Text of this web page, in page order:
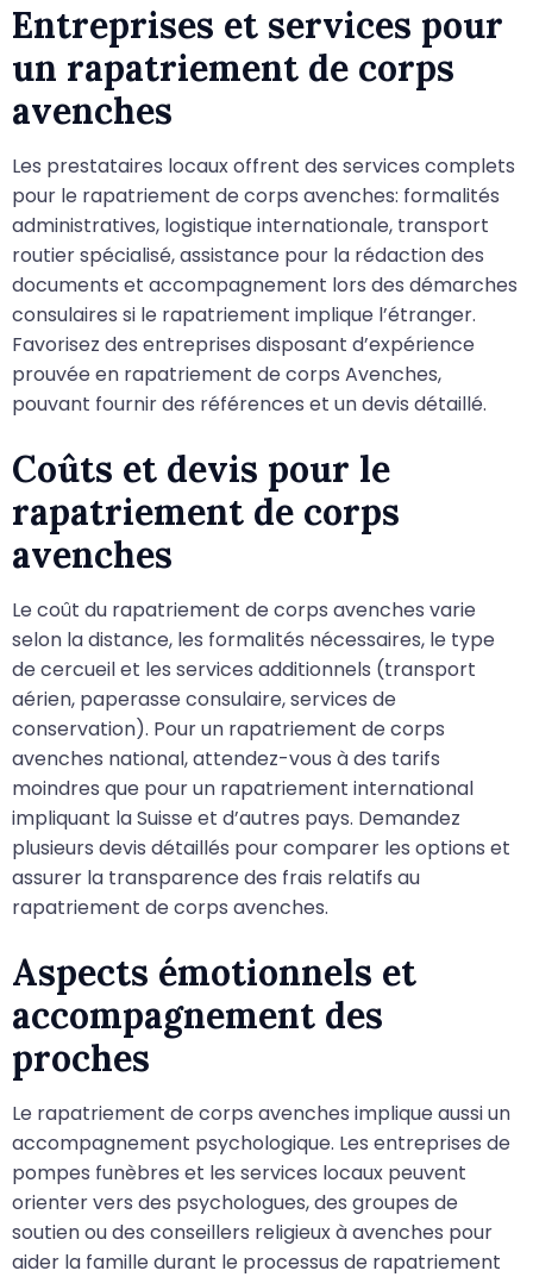
Entreprises et services pour
un rapatriement de corps
avenches
Les prestataires locaux offrent des services complets
pour le rapatriement de corps avenches: formalités
administratives, logistique internationale, transport
routier spécialisé, assistance pour la rédaction des
documents et accompagnement lors des démarches
consulaires si le rapatriement implique l’étranger.
Favorisez des entreprises disposant d’expérience
prouvée en rapatriement de corps Avenches,
pouvant fournir des références et un devis détaillé.
Coûts et devis pour le
rapatriement de corps
avenches
Le coût du rapatriement de corps avenches varie
selon la distance, les formalités nécessaires, le type
de cercueil et les services additionnels (transport
aérien, paperasse consulaire, services de
conservation). Pour un rapatriement de corps
avenches national, attendez-vous à des tarifs
moindres que pour un rapatriement international
impliquant la Suisse et d’autres pays. Demandez
plusieurs devis détaillés pour comparer les options et
assurer la transparence des frais relatifs au
rapatriement de corps avenches.
Aspects émotionnels et
accompagnement des
proches
Le rapatriement de corps avenches implique aussi un
accompagnement psychologique. Les entreprises de
pompes funèbres et les services locaux peuvent
orienter vers des psychologues, des groupes de
soutien ou des conseillers religieux à avenches pour
aider la famille durant le processus de rapatriement